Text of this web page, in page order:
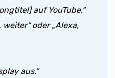
auf YouTube.“
weiter“ oder „Alexa,
aus.“